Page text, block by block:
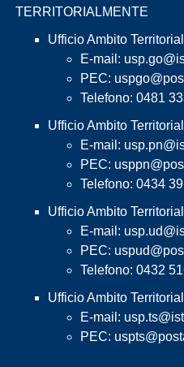
TERRITORIALMENTE
Ufficio Ambito
E-mail:
PEC:
Telefono: 0481
Ufficio Ambito
E-mail:
PEC:
Telefono: 0434
Ufficio Ambito
E-mail:
PEC:
Telefono: 0432
Ufficio Ambito
E-mail:
PEC: